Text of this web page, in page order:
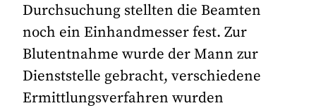
Durchsuchung stellten die Beamten
noch ein Einhandmesser fest. Zur
Blutentnahme wurde der Mann zur
Dienststelle gebracht, verschiedene
Ermittlungsverfahren wurden